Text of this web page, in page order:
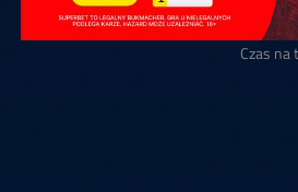
Czas na